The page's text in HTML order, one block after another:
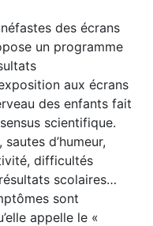
des écrans
un programme
aux écrans
des enfants fait
scientifique.
d’humeur,
difficultés
scolaires…
sont
appelle le «